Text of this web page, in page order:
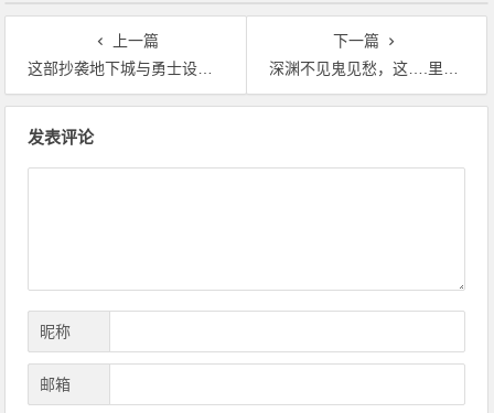
上一篇
这部抄袭地下城与勇士设定的国漫，却成为了社会性话题
下一篇
深渊不见鬼见愁，这….里是斗罗大陆
发表评论
昵称
邮箱